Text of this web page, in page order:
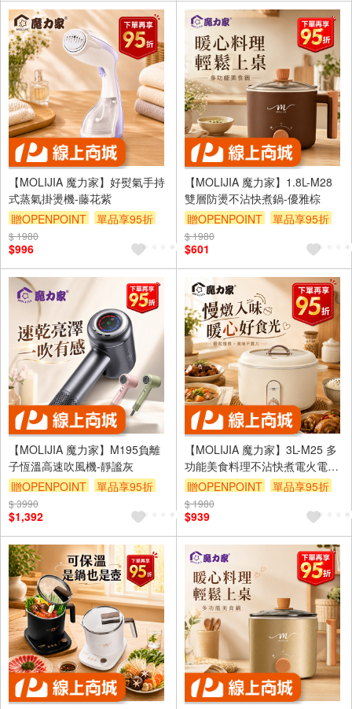
【MOLIJIA 魔力家】好熨氣手持
式蒸氣掛燙機-藤花紫
贈OPENPOINT
單品享95折
$ 1980
$996
【MOLIJIA 魔力家】1.8L-M28
雙層防燙不沾快煮鍋-優雅棕
贈OPENPOINT
單品享95折
$ 1980
$601
【MOLIJIA 魔力家】M195負離
子恆溫高速吹風機-靜謐灰
贈OPENPOINT
單品享95折
$ 3990
$1,392
【MOLIJIA 魔力家】3L-M25 多
功能美食料理不沾快煮電火電湯
鍋-玫瑰白
贈OPENPOINT 單品享95折
$ 1980
$939